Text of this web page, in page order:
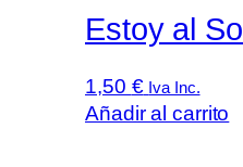
Estoy al Sol
1,50 € Iva Inc.
Añadir al carrito